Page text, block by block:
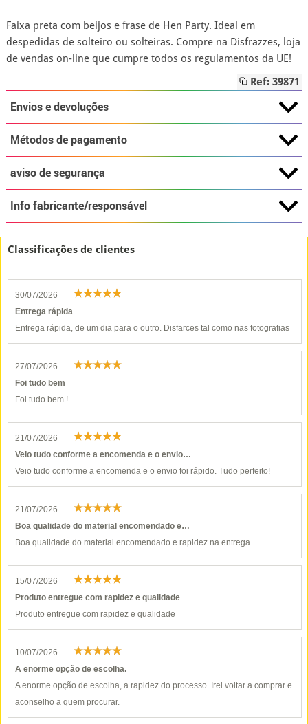
Faixa preta com beijos e frase de Hen Party. Ideal em
despedidas de solteiro ou solteiras. Compre na Disfrazzes, loja
de vendas on-line que cumpre todos os regulamentos da UE!
Ref: 39871
Envios e devoluções
Métodos de pagamento
aviso de segurança
Info fabricante/responsável
Classificações de clientes
30/07/2026
Entrega rápida
Entrega rápida, de um dia para o outro. Disfarces tal como nas fotografias
27/07/2026
Foi tudo bem
Foi tudo bem !
21/07/2026
Veio tudo conforme a encomenda e o envio…
Veio tudo conforme a encomenda e o envio foi rápido. Tudo perfeito!
21/07/2026
Boa qualidade do material encomendado e…
Boa qualidade do material encomendado e rapidez na entrega.
15/07/2026
Produto entregue com rapidez e qualidade
Produto entregue com rapidez e qualidade
10/07/2026
A enorme opção de escolha.
A enorme opção de escolha, a rapidez do processo. Irei voltar a comprar e
aconselho a quem procurar.